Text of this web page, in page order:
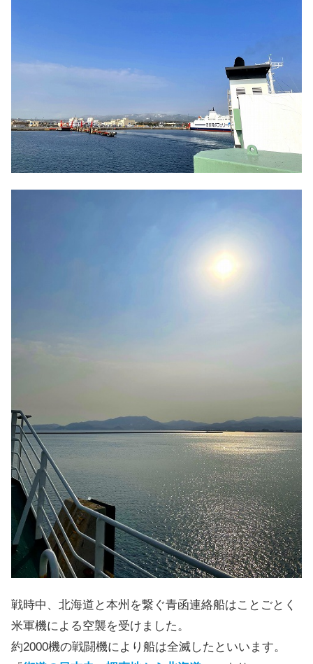
戦時中、北海道と本州を繋ぐ青函連絡船はことごとく
米軍機による空襲を受けました。
約2000機の戦闘機により船は全滅したといいます。